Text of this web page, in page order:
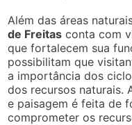
Além das áreas
de Freitas conta com
que fortalecem sua
possibilitam que
a importância dos
dos recursos naturais.
e paisagem é feita de
comprometer os